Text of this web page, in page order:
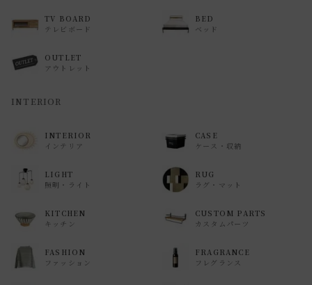
TV BOARD
テレビボード
BED
ベッド
OUTLET
アウトレット
INTERIOR
INTERIOR
インテリア
CASE
ケース・収納
LIGHT
照明・ライト
RUG
ラグ・マット
KITCHEN
キッチン
CUSTOM PARTS
カスタムパーツ
FASHION
ファッション
FRAGRANCE
フレグランス